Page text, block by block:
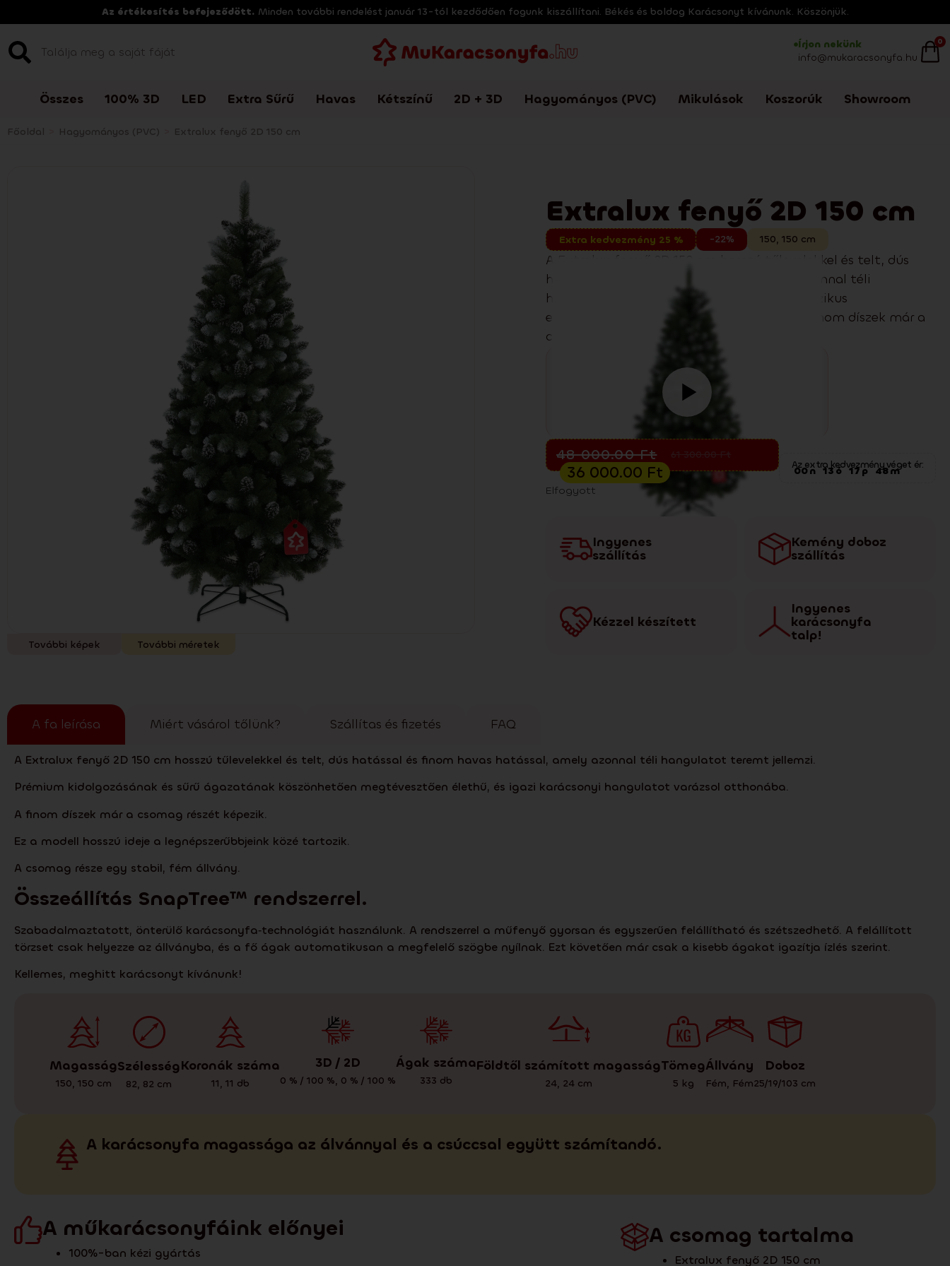
Az értékesítés befejeződött. Minden további rendelést január 13-tól kezdődően fogunk kiszállítani. Békés és boldog Karácsonyt kívánunk. Köszönjük.
Írjon nekünk
info@mukaracsonyfa.hu
0
Összes 100% 3D LED Extra Sűrű Havas Kétszínű 2D + 3D Hagyományos (PVC) Mikulások Koszorúk Showroom
Főoldal Hagyományos (PVC) Extralux fenyő 2D 150 cm
További képek További méretek
Extralux fenyő 2D 150 cm
Extra kedvezmény 25 % -22% 150, 150 cm
A Extralux fenyő 2D 150 cm hosszú tűlevelekkel és telt, dús
hatással és finom havas hatással, amely azonnal téli
hangulatot teremt jellemzi. Modern és klasszikus
enteriőrökben egyaránt remekül mutat. A finom díszek már a
csomag részét képezik.
36 000.00 Ft
48 000.00Ft
Az extra kedvezmény véget ér:
00n 13ó 17 p 46m
Elfogyott
Ingyenes
szállítás
Kemény doboz
szállítás
Kézzel készített
Ingyenes
karácsonyfa
talp!
A fa leírása Miért vásárol tőlünk? Szállítas és fizetés FAQ
A Extralux fenyő 2D 150 cm hosszú tűlevelekkel és telt, dús hatással és finom havas hatással, amely azonnal téli hangulatot teremt jellemzi.
Prémium kidolgozásának és sűrű ágazatának köszönhetően megtévesztően élethű, és igazi karácsonyi hangulatot varázsol otthonába.
A finom díszek már a csomag részét képezik.
Ez a modell hosszú ideje a legnépszerűbbjeink közé tartozik.
A csomag része egy stabil, fém állvány.
Összeállítás SnapTree™ rendszerrel.
Szabadalmaztatott, önterülő karácsonyfa‑technológiát használunk. A rendszerrel a műfenyő gyorsan és egyszerűen felállítható és szétszedhető. A felállított
törzset csak helyezze az állványba, és a fő ágak automatikusan a megfelelő szögbe nyílnak. Ezt követően már csak a kisebb ágakat igazítja ízlés szerint.
Kellemes, meghitt karácsonyt kívánunk!
Magasság
150, 150 cm
Szélesség
82, 82 cm
Koronák száma
11, 11 db
3D / 2D
0 % / 100 %, 0 % / 100 %
Ágak száma
333 db
Földtől számított magasság
24, 24 cm
Tömeg
5 kg
Állvány
Fém, Fém
Doboz
25/19/103 cm
A karácsonyfa magassága az álvánnyal és a csúccsal együtt számítandó.
A műkarácsonyfáink előnyei
100%-ban kézi gyártás
A csomag tartalma
Extralux fenyő 2D 150 cm